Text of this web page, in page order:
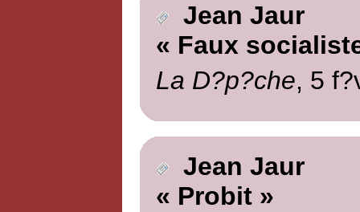
Jean Jaur
« Faux
La D?p?che, 5
Jean Jaur
« Probit »